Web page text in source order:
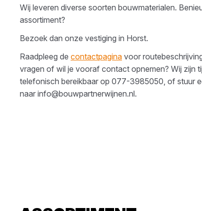
Wij leveren diverse soorten bouwmaterialen.
assortiment?
Bezoek dan onze vestiging in Horst.
Raadpleeg de contactpagina voor
vragen of wil je vooraf contact opnemen? Wij zijn
telefonisch bereikbaar op 077-3985050, of stuur
naar info@bouwpartnerwijnen.nl.